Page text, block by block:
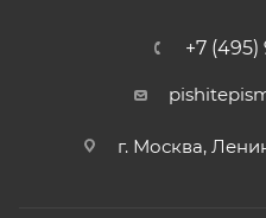
+7 (495)
г. Москва,